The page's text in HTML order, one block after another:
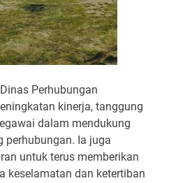
Perhubungan
kinerja, tanggung
dalam mendukung
perhubungan. Ia juga
untuk terus memberikan
keselamatan dan ketertiban